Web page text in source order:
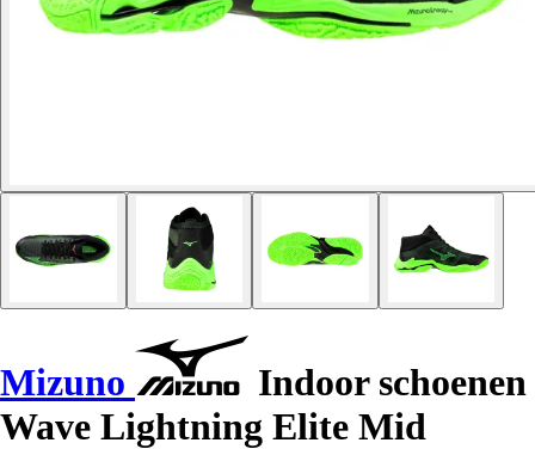
Mizuno
Indoor schoenen
Wave Lightning Elite Mid